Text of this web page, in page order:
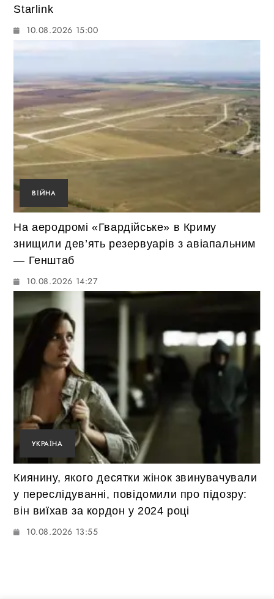
Starlink
10.08.2026 15:00
ВІЙНА
На аеродромі «Гвардійське» в Криму
знищили дев’ять резервуарів з авіапальним
— Генштаб
10.08.2026 14:27
УКРАЇНА
Киянину, якого десятки жінок звинувачували
у переслідуванні, повідомили про підозру:
він виїхав за кордон у 2024 році
10.08.2026 13:55